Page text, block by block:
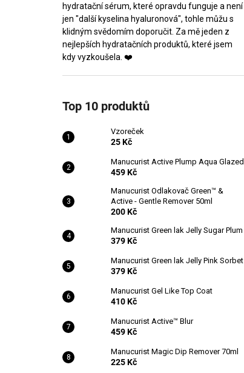
hydratační sérum, které opravdu funguje a není
jen "další kyselina hyaluronová", tohle můžu s
klidným svědomím doporučit. Za mě jeden z
nejlepších hydratačních produktů, které jsem
kdy vyzkoušela. ❤️
Top 10 produktů
Vzoreček
25 Kč
Manucurist Active Plump Aqua Glazed
459 Kč
Manucurist Odlakovač Green™ &
Active - Gentle Remover 50ml
200 Kč
Manucurist Green lak Jelly Sugar Plum
379 Kč
Manucurist Green lak Jelly Pink Sorbet
379 Kč
Manucurist Gel Like Top Coat
410 Kč
Manucurist Active™ Blur
459 Kč
Manucurist Magic Dip Remover 70ml
225 Kč